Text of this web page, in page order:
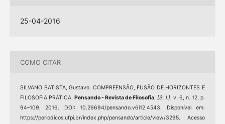
25-04-2016
COMO CITAR
SILVANO BATISTA, Gustavo. COMPREENSÃO, FUSÃO DE HORIZONTES E
FILOSOFIA PRÁTICA. Pensando - Revista de Filosofia,[S. l.], v. 6, n. 12, p.
94–109, 2016. DOI: 10.26694/pensando.v6i12.4543. Disponível em:
https://periodicos.ufpi.br/index.php/pensando/article/view/3295. Acesso